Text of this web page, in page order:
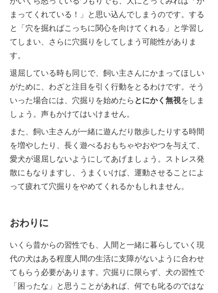
まってくれている！」と思い込んでしまうのです。する
と「穴を掘ればこっちに関心を向けてくれる」と学習し
てしまい、さらに穴掘りをしてしまう可能性がありま
す。
退屈している時も同じで、飼い主さんにかまってほしい
がために、わざと注目を引く行動をとるわけです。そう
いった場合には、穴掘りを始めたらとにかく無視をしま
しょう。声もかけてはいけません。
また、飼い主さんが一緒に遊んだり散歩したりする時間
を増やしたり、長く遊べるおもちゃやおやつを与えて、
愛犬が退屈しないようにしてあげましょう。ストレス発
散にもなりますし、うまくいけば、運動させることによ
って疲れて穴掘りをやめてくれるかもしれません。
おわりに
いくら昔からの習性でも、人間と一緒に暮らしていく現
代の犬はある程度人間の生活に支障がないように合わせ
てもらう必要があります。穴掘りに限らず、犬の習性で
「困ったな」と思うことがあれば、何でも叱るのではな